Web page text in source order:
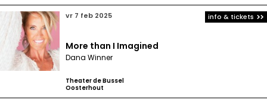
vr 7 feb 2025
More than I Imagined
Dana Winner
Theater de Bussel
Oosterhout
info & tickets